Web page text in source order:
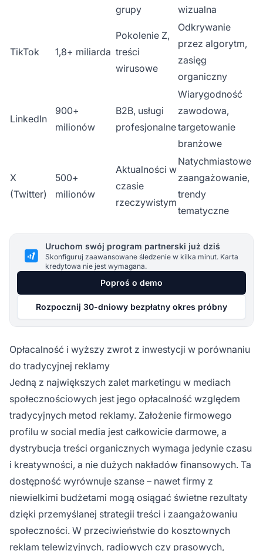
grupy
wizualna
TikTok 1,8+ miliarda
Pokolenie Z,
treści
wirusowe
Odkrywanie
przez algorytm,
zasięg
organiczny
LinkedIn
900+
milionów
B2B, usługi
profesjonalne
Wiarygodność
zawodowa,
targetowanie
branżowe
X
(Twitter)
500+
milionów
Aktualności w
czasie
rzeczywistym
Natychmiastowe
zaangażowanie,
trendy
tematyczne
Uruchom swój program partnerski już dziś
Skonfiguruj zaawansowane śledzenie w kilka minut. Karta
kredytowa nie jest wymagana.
Poproś o demo
Rozpocznij 30-dniowy bezpłatny okres próbny
Opłacalność i wyższy zwrot z inwestycji w porównaniu
do tradycyjnej reklamy
Jedną z największych zalet marketingu w mediach
społecznościowych jest jego opłacalność względem
tradycyjnych metod reklamy. Założenie firmowego
profilu w social media jest całkowicie darmowe, a
dystrybucja treści organicznych wymaga jedynie czasu
i kreatywności, a nie dużych nakładów finansowych. Ta
dostępność wyrównuje szanse – nawet firmy z
niewielkimi budżetami mogą osiągać świetne rezultaty
dzięki przemyślanej strategii treści i zaangażowaniu
społeczności. W przeciwieństwie do kosztownych
reklam telewizyjnych, radiowych czy prasowych,